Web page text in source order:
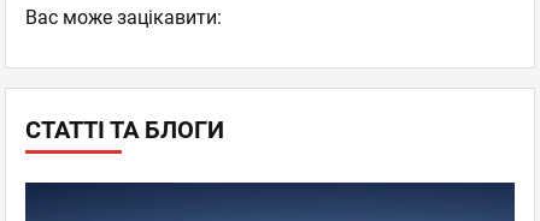
СТАТТІ ТА БЛОГИ
Вас може зацікавити: